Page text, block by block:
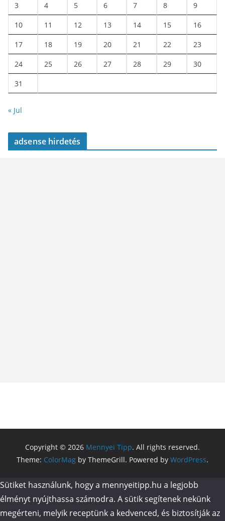
3 4 5 6 7 8 9
10 11 12 13 14 15 16
17 18 19 20 21 22 23
24 25 26 27 28 29 30
31
« Jul
adsense hirdetés
Copyright © 2026 Mennyei Tipp. All rights reserved.
Theme: ColorMag by ThemeGrill. Powered by WordPress.
Sütiket használunk, hogy a mennyeitipp.hu a legjobb
élményt nyújthassa számodra. A sütik segítenek nekünk
megérteni, melyik receptünk a kedvenced, és biztosítják az